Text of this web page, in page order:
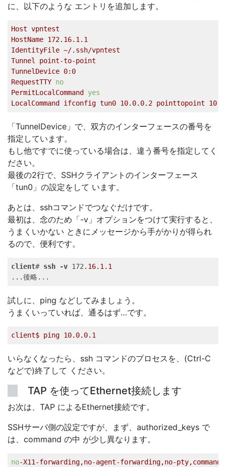
に、以下のような エントリを追加します。
Host vpntest
HostName 172.16.1.1
IdentityFile ~/.ssh/vpntest
Tunnel
point-to-point
TunnelDevice 0:0
RequestTTY no
PermitLocalCommand
yes
LocalCommand
ifconfig tun0 10.0.0.2 pointtopoint 10.0
「TunnelDevice」で、双方のインターフェースの番号を
指定しています。
もし他ですでに使っている場合は、違う番号を指定してく
ださい。
最後の2行で、SSHクライアントのインターフェース
「tun0」の設定をして います。
あとは、sshコマンドでつなぐだけです。
最初は、念のため「-v」オプションをつけて実行すると、
うまくいかない ときにメッセージから手がかりが得られ
るので、便利です。
client# ssh -v 172.16.1.1
...後略...
試しに、ping などしてみましょう。
うまくいっていれば、通るはず…です。
client$ ping 10.0.0.1
いらなくなったら、ssh コマンドのプロセスを、(Ctrl-C
などで)終了して ください。
TAP を使ってEthernet接続します
お次は、TAP によるEthernet接続です。
SSHサーバ側の設定ですが、まず、authorized_keys で
は、command の中 が少し異なります。
no-X11-forwarding,no-agent-forwarding,no-